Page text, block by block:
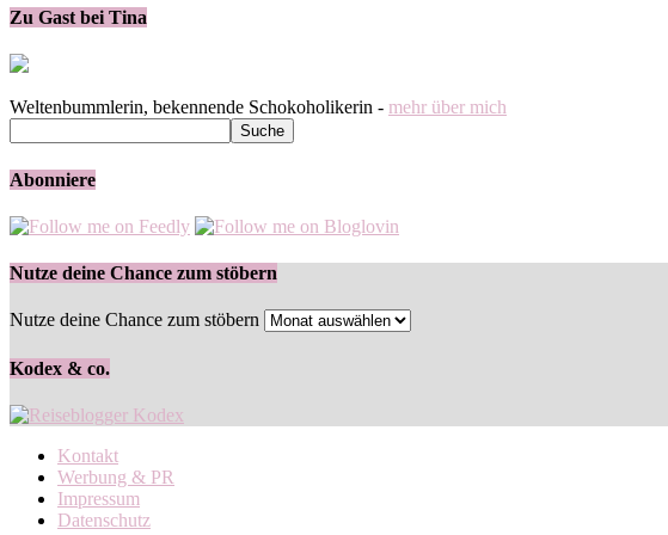
Zu Gast bei Tina
Weltenbummlerin, bekennende Schokoholikerin - mehr über mich
Abonniere
Nutze deine Chance zum stöbern
Nutze deine Chance zum stöbern
Kodex & co.
Kontakt
Werbung & PR
Impressum
Datenschutz